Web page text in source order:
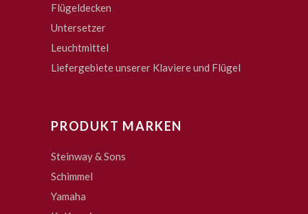
Flügeldecken
Untersetzer
Leuchtmittel
Liefergebiete unserer Klaviere und Flügel
PRODUKT MARKEN
Steinway & Sons
Schimmel
Yamaha